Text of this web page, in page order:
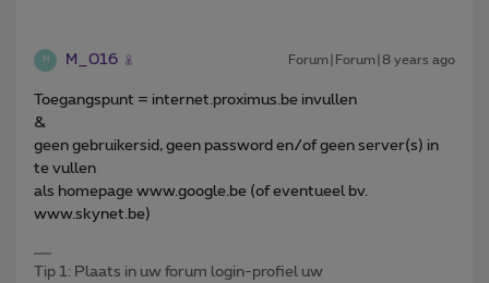
M M_016 Forum|Forum|8 years ago
Toegangspunt = internet.proximus.be invullen
&
geen gebruikersid, geen password en/of geen server(s) in
te vullen
als homepage www.google.be (of eventueel bv.
www.skynet.be)
Tip 1: Plaats in uw forum login-profiel uw